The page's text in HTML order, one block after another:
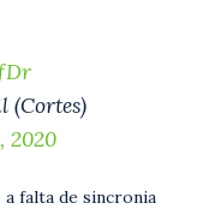
(Cortes)
2020
falta de sincronia